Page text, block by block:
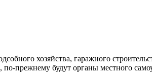
хозяйства, гаражного
прежнему будут органы местного